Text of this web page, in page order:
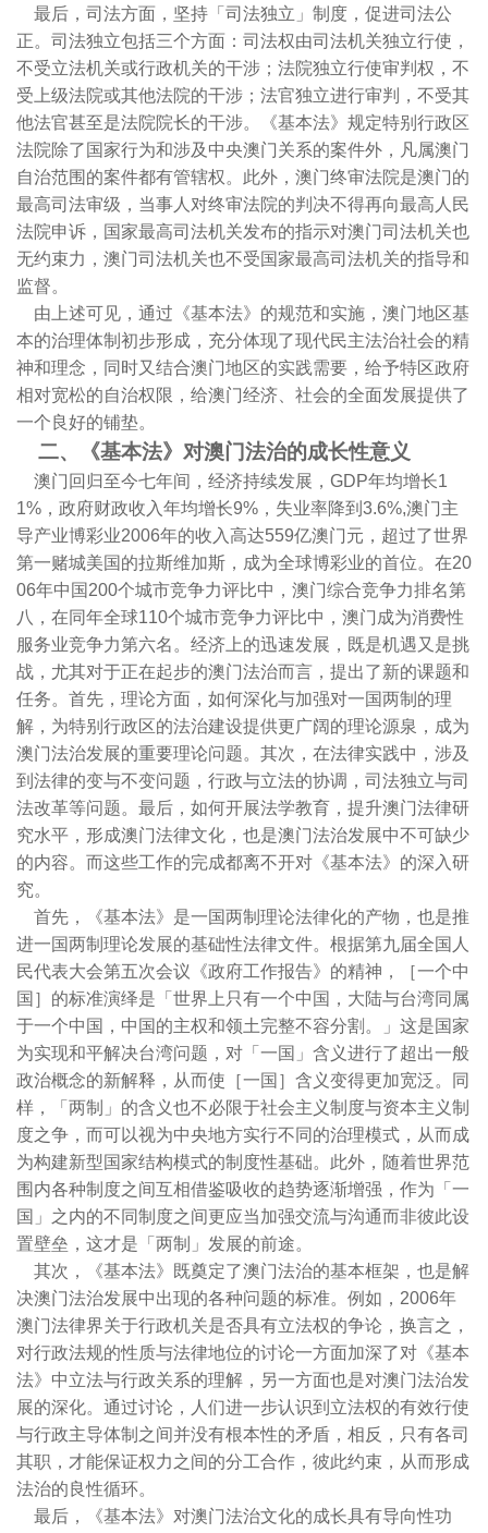
最后，司法方面，坚持「司法独立」制度，促进司法公
正。司法独立包括三个方面：司法权由司法机关独立行使，
不受立法机关或行政机关的干涉；法院独立行使审判权，不
受上级法院或其他法院的干涉；法官独立进行审判，不受其
他法官甚至是法院院长的干涉。《基本法》规定特别行政区
法院除了国家行为和涉及中央澳门关系的案件外，凡属澳门
自治范围的案件都有管辖权。此外，澳门终审法院是澳门的
最高司法审级，当事人对终审法院的判决不得再向最高人民
法院申诉，国家最高司法机关发布的指示对澳门司法机关也
无约束力，澳门司法机关也不受国家最高司法机关的指导和
监督。
由上述可见，通过《基本法》的规范和实施，澳门地区基
本的治理体制初步形成，充分体现了现代民主法治社会的精
神和理念，同时又结合澳门地区的实践需要，给予特区政府
相对宽松的自治权限，给澳门经济、社会的全面发展提供了
一个良好的铺垫。
二、《基本法》对澳门法治的成长性意义
澳门回归至今七年间，经济持续发展， GDP年均增长1
1% ，政府财政收入年均增长9% ，失业率降到 3.6%,澳门主
导产业博彩业2006年的收入高达559亿澳门元，超过了世界
第一赌城美国的拉斯维加斯，成为全球博彩业的首位。在20
06年中国 200个城市竞争力评比中，澳门综合竞争力排名第
八，在同年全球110个城市竞争力评比中，澳门成为消费性
服务业竞争力第六名。经济上的迅速发展，既是机遇又是挑
战，尤其对于正在起步的澳门法治而言，提出了新的课题和
任务。首先，理论方面，如何深化与加强对一国两制的理
解，为特别行政区的法治建设提供更广阔的理论源泉，成为
澳门法治发展的重要理论问题。其次，在法律实践中，涉及
到法律的变与不变问题，行政与立法的协调，司法独立与司
法改革等问题。最后，如何开展法学教育，提升澳门法律研
究水平，形成澳门法律文化，也是澳门法治发展中不可缺少
的内容。而这些工作的完成都离不开对《基本法》的深入研
究。
首先，《基本法》是一国两制理论法律化的产物，也是推
进一国两制理论发展的基础性法律文件。根据第九届全国人
民代表大会第五次会议《政府工作报告》的精神，［一个中
国］的标准演绎是「世界上只有一个中国，大陆与台湾同属
于一个中国，中国的主权和领土完整不容分割。」这是国家
为实现和平解决台湾问题，对「一国」含义进行了超出一般
政治概念的新解释，从而使［一国］含义变得更加宽泛。同
样，「两制」的含义也不必限于社会主义制度与资本主义制
度之争，而可以视为中央地方实行不同的治理模式，从而成
为构建新型国家结构模式的制度性基础。此外，随着世界范
围内各种制度之间互相借鉴吸收的趋势逐渐增强，作为「一
国」之内的不同制度之间更应当加强交流与沟通而非彼此设
置壁垒，这才是「两制」发展的前途。
其次，《基本法》既奠定了澳门法治的基本框架，也是解
决澳门法治发展中出现的各种问题的标准。例如， 2006年
澳门法律界关于行政机关是否具有立法权的争论，换言之，
对行政法规的性质与法律地位的讨论一方面加深了对《基本
法》中立法与行政关系的理解，另一方面也是对澳门法治发
展的深化。通过讨论，人们进一步认识到立法权的有效行使
与行政主导体制之间并没有根本性的矛盾，相反，只有各司
其职，才能保证权力之间的分工合作，彼此约束，从而形成
法治的良性循环。
最后，《基本法》对澳门法治文化的成长具有导向性功